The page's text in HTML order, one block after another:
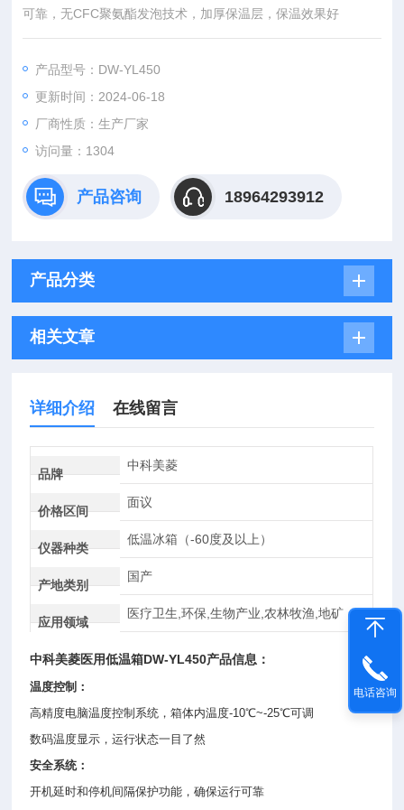
可靠，无CFC聚氨酯发泡技术，加厚保温层，保温效果好
产品型号：DW-YL450
更新时间：2024-06-18
厂商性质：生产厂家
访问量：1304
产品咨询 18964293912
产品分类
相关文章
详细介绍 在线留言
品牌
中科美菱
价格区间
面议
仪器种类
低温冰箱（-60度及以上）
产地类别
国产
应用领域
医疗卫生,环保,生物产业,农林牧渔,地矿
中科美菱医用低温箱DW-YL450产品信息：
温度控制：
高精度电脑温度控制系统，箱体内温度-10℃~-25℃可调
数码温度显示，运行状态一目了然
安全系统：
开机延时和停机间隔保护功能，确保运行可靠
电话咨询